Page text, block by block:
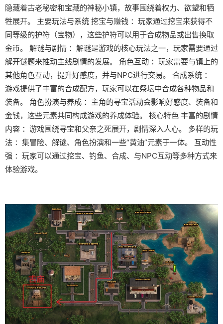
隐藏着古老秘密和宝藏的神秘小镇，故事围绕着权力、欲望和牺
牲展开。 主要玩法与系统 挖宝与赚钱 ：玩家通过挖宝来获得不
同等级的护符（宝物），这些护符可以用于合成物品或出售换取
金币。 解谜与剧情 ：解谜是游戏的核心玩法之一，玩家需要通过
解开谜题来推动主线剧情的发展。 角色互动 ：玩家需要与镇上的
其他角色互动，提升好感度，并与NPC进行交易。 合成系统 ：
游戏提供了丰富的合成配方，玩家可以在祭坛中合成各种物品和
装备。 角色扮演与养成 ：主角的寻宝活动会影响好感度、装备和
金钱，这些元素共同构成游戏的养成体验。 核心特色 丰富的剧情
内容 ：游戏围绕寻宝和父亲之死展开，剧情深入人心。 多样的玩
法 ：集冒险、解谜、角色扮演和一些“黄油”元素于一体。 互动性
强 ：玩家可以通过挖宝、钓鱼、合成、与NPC互动等多种方式来
体验游戏。